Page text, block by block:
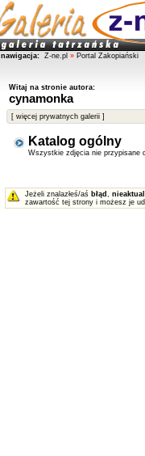
nawigacja: Z-ne.pl » Portal Zakopiański
Witaj na stronie autora:
cynamonka
[ więcej prywatnych galerii ]
Katalog ogólny
Wszystkie zdjęcia nie przypisane
Jeżeli znalazłeś/aś błąd ,
zawartość tej strony i możesz je